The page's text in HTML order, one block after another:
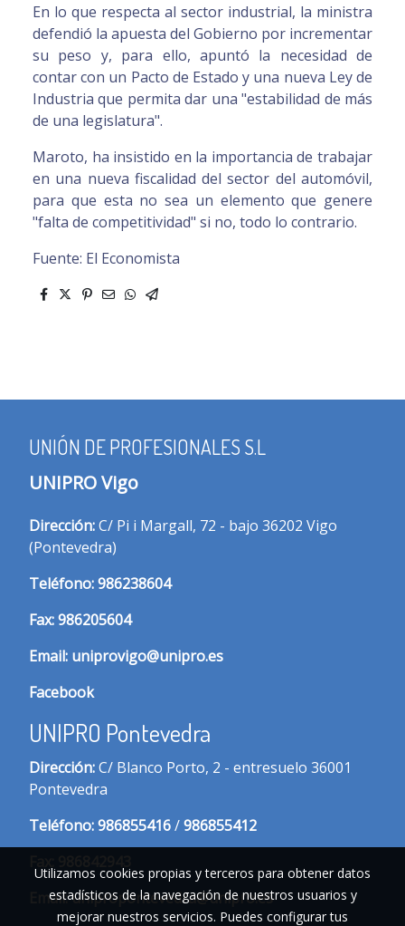
En lo que respecta al sector industrial, la ministra
defendió la apuesta del Gobierno por incrementar
su peso y, para ello, apuntó la necesidad de
contar con un Pacto de Estado y una nueva Ley de
Industria que permita dar una "estabilidad de más
de una legislatura".
Maroto, ha insistido en la importancia de trabajar
en una nueva fiscalidad del sector del automóvil,
para que esta no sea un elemento que genere
"falta de competitividad" si no, todo lo contrario.
Fuente: El Economista
UNIÓN DE PROFESIONALES S.L
UNIPRO Vigo
Dirección:C/ Pi i Margall, 72 - bajo 36202 Vigo
(Pontevedra)
Teléfono:986238604
Fax:986205604
Email: uniprovigo@unipro.es
Facebook
UNIPRO Pontevedra
Dirección:C/ Blanco Porto, 2 - entresuelo 36001
Pontevedra
Teléfono:986855416/986855412
Email:unipropontevedra@unipro.es
Utilizamos cookies propias y terceros para obtener datos
estadísticos de la navegación de nuestros usuarios y
mejorar nuestros servicios. Puedes configurar tus